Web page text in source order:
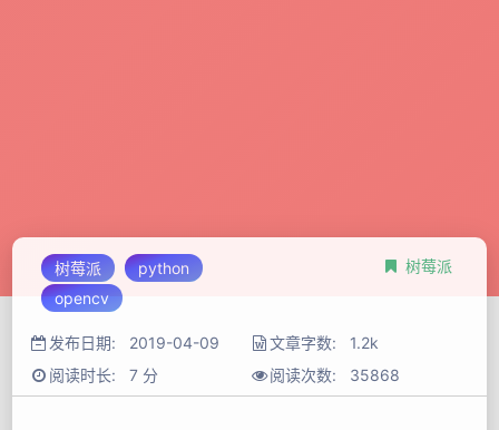
树莓派
python
opencv
树莓派
发布日期: 2019-04-09
文章字数: 1.2k
阅读时长: 7 分
阅读次数: 35868